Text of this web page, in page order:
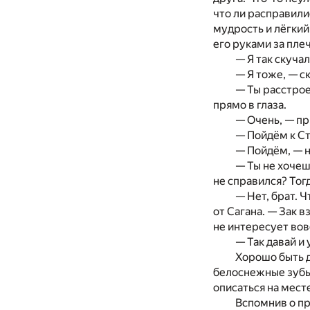
что ли
мудрость и
его руками за
— Я так
— Я тоже, —
— Ты
прямо в глаза.
— Очень, —
— Пойдём к
— Пойдём, —
— Ты не
не справился?
— Нет, брат.
от Сагана. — Зак
не интересует
— Так давай и
Хорошо быть
белоснежные
описаться на
Вспомнив о